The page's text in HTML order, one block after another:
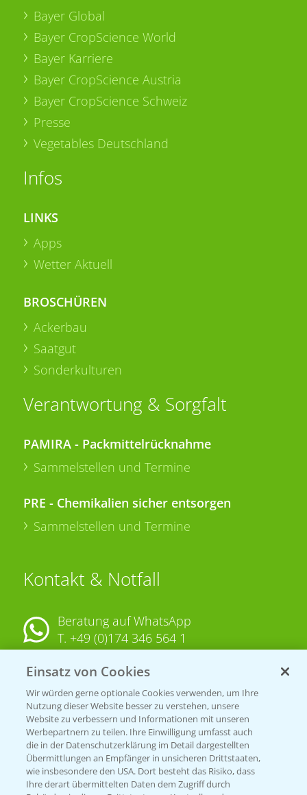
Bayer Global
Bayer CropScience World
Bayer Karriere
Bayer CropScience Austria
Bayer CropScience Schweiz
Presse
Vegetables Deutschland
Infos
LINKS
Apps
Wetter Aktuell
BROSCHÜREN
Ackerbau
Saatgut
Sonderkulturen
Verantwortung & Sorgfalt
PAMIRA - Packmittelrücknahme
Sammelstellen und Termine
PRE - Chemikalien sicher entsorgen
Sammelstellen und Termine
Kontakt & Notfall
Beratung auf WhatsApp
T. +49 (0)174 346 564 1
KONTAKT
Hilfe in Notfällen
T.+49 (0)214/30-20220
Einsatz von Cookies
Wir würden gerne optionale Cookies verwenden, um Ihre
Nutzung dieser Website besser zu verstehen, unsere
Website zu verbessern und Informationen mit unseren
Werbepartnern zu teilen. Ihre Einwilligung umfasst auch
die in der Datenschutzerklärung im Detail dargestellten
Übermittlungen an Empfänger in unsicheren Drittstaaten,
wie insbesondere den USA. Dort besteht das Risiko, dass
Ihre derart übermittelten Daten dem Zugriff durch